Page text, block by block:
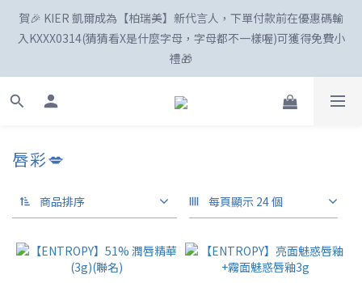
☀️「爸」氣外露！SKIN1004最高77折、柏瑞美最高82折
賀🎉 KIER 凱爾成為【柏瑞美】新代言人，下單付款前在優惠碼輸
入KXXX0314(猜猜看X是什麼字母，字母都不一樣喔)可獲得免費小
禮🎁
唇彩💋
商品排序 每頁顯示 24 個